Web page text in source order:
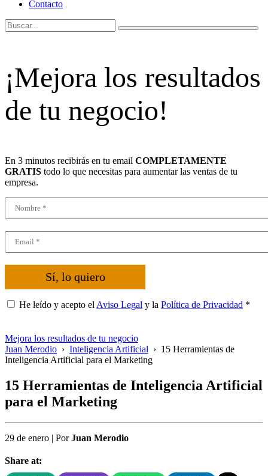
Contacto
¡Mejora los resultados
de tu negocio!
En 3 minutos recibirás en tu email COMPLETAMENTE
GRATIS todo lo que necesitas para aumentar las ventas de tu
empresa.
Sí, lo quiero
He leído y acepto el Aviso Legal y la Política de Privacidad *
Mejora los resultados de tu negocio
Juan Merodio › Inteligencia Artificial › 15 Herramientas de
Inteligencia Artificial para el Marketing
15 Herramientas de Inteligencia Artificial
para el Marketing
29 de enero | PorJuan Merodio
Share at: